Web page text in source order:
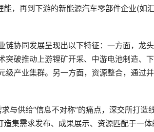
，再到下游的新能源汽车零部件企业(如汇
协同发展呈现出以下特征：一方面，龙
突破推动上游锂矿开采、中游电池制造、
级产业集群。另一方面，资源整合，通过
与供给“信息不对称”的痛点，深交所打造
集需求发布、成果展示、资源匹配于一体